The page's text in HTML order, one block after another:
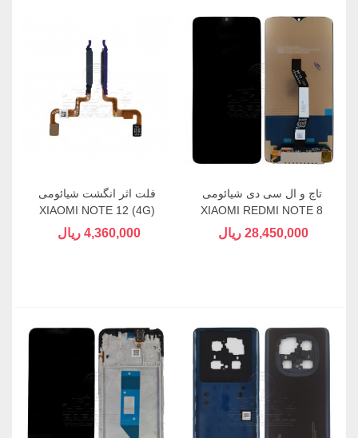
تاچ و ال سی دی شیائومی
XIAOMI REDMI NOTE 8
PRO
28,450,000 ریال
فلت اثر انگشت شیائومی
XIAOMI NOTE 12 (4G)
4,360,000 ریال